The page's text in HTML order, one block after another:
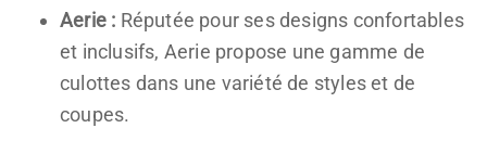
Aerie : Réputée pour ses designs confortables
et inclusifs, Aerie propose une gamme de
culottes dans une variété de styles et de
coupes.